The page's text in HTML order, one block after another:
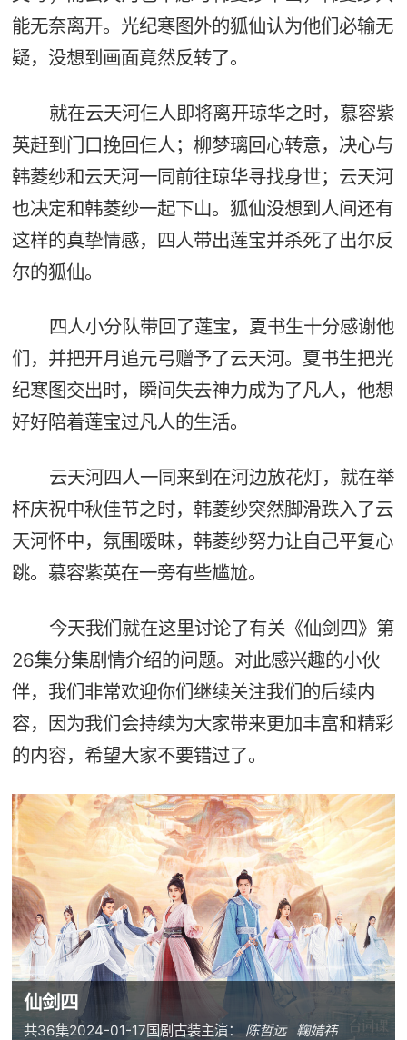
能无奈离开。光纪寒图外的狐仙认为他们必输无
疑，没想到画面竟然反转了。
就在云天河仨人即将离开琼华之时，慕容紫
英赶到门口挽回仨人；柳梦璃回心转意，决心与
韩菱纱和云天河一同前往琼华寻找身世；云天河
也决定和韩菱纱一起下山。狐仙没想到人间还有
这样的真挚情感，四人带出莲宝并杀死了出尔反
尔的狐仙。
四人小分队带回了莲宝，夏书生十分感谢他
们，并把开月追元弓赠予了云天河。夏书生把光
纪寒图交出时，瞬间失去神力成为了凡人，他想
好好陪着莲宝过凡人的生活。
云天河四人一同来到在河边放花灯，就在举
杯庆祝中秋佳节之时，韩菱纱突然脚滑跌入了云
天河怀中，氛围暧昧，韩菱纱努力让自己平复心
跳。慕容紫英在一旁有些尴尬。
今天我们就在这里讨论了有关《仙剑四》第
26集分集剧情介绍的问题。对此感兴趣的小伙
伴，我们非常欢迎你们继续关注我们的后续内
容，因为我们会持续为大家带来更加丰富和精彩
的内容，希望大家不要错过了。
仙剑四
共36集2024-01-17国剧古装主演： 陈哲远 鞠婧祎